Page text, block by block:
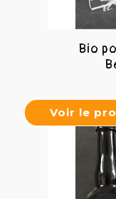
Bio
Voir le